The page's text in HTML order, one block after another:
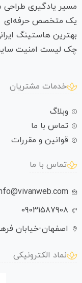
مسیر یادگیری طراحی
یک متخصص حرفه‌ای
بهترین هاستینگ
چک لیست امنیت
خدمات مشتریان
وبلاگ
تماس با ما
قوانین و مقررات
تماس با ما
09031587908
اصفهان-خیابان
نماد الکترونیکی